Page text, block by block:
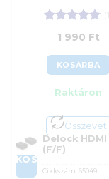
Értékelés:5
1 990 Ft
KOSÁRBA
Raktáron
Összevet
KOSÁRBA
Delock
(F/F)
Cikkszám:65049